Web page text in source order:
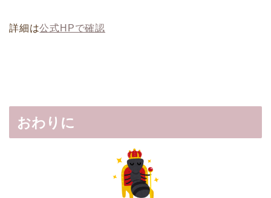
詳細は公式HPで確認
おわりに